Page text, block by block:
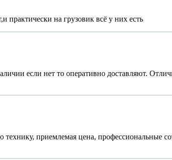
практически на грузовик всё у них есть
если нет то оперативно доставляют.
технику, приемлемая цена, профессиональные